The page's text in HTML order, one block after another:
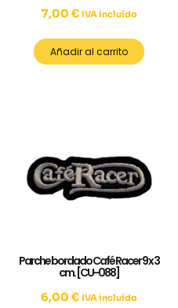
7,00 € IVA incluído
Añadir al carrito
Parche bordado Café Racer 9 x 3
cm. [CU-088]
6,00 € IVA incluído